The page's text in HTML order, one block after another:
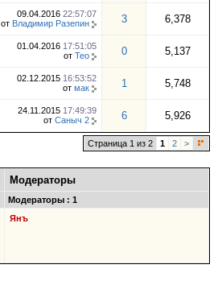
09.04.2016 22:57:07
от Владимир Разепин 3 6,378
01.04.2016 17:51:05
от Тео 0 5,137
02.12.2015 16:53:52
от мак 1 5,748
24.11.2015 17:49:39
от Саныч 2 6 5,926
Страница 1 из 2 1 2 >
Модераторы
Модераторы : 1
Янъ